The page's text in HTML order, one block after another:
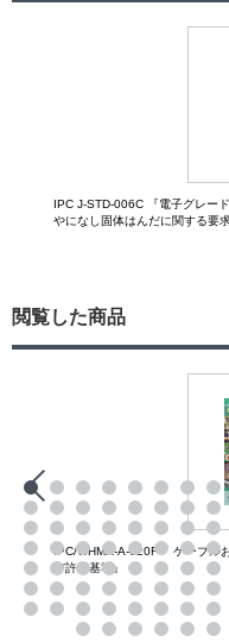
IPC J-STD-006C 『電子グレー
やになし固体はんだに関する要求
閲覧した商品
IPC/WHMA-A-620F『 ケーブル
び許容基準』